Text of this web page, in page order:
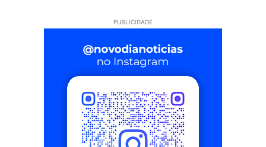
PUBLICIDADE